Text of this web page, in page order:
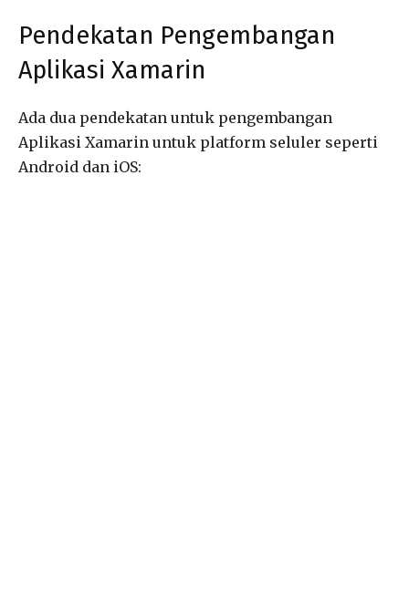
Pendekatan Pengembangan
Aplikasi Xamarin
Ada dua pendekatan untuk pengembangan
Aplikasi Xamarin untuk platform seluler seperti
Android dan iOS: